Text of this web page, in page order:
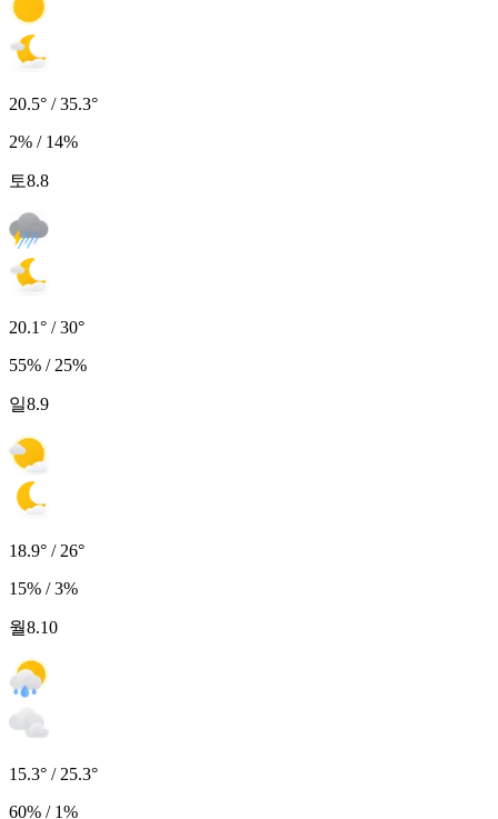
20.5° / 35.3°
2% / 14%
토8.8
20.1° / 30°
55% / 25%
일8.9
18.9° / 26°
15% / 3%
월8.10
15.3° / 25.3°
60% / 1%